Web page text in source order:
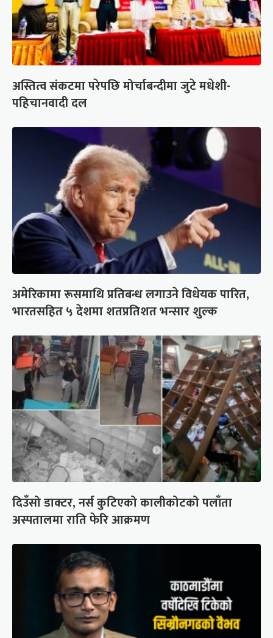
अस्तित्व संकटमा परेपछि मोर्चाबन्दीमा जुटे मधेशी-
पहिचानवादी दल
अमेरिकामा रूसमाथि प्रतिबन्ध लगाउने विधेयक पारित,
भारतसहित ५ देशमा शतप्रतिशत भन्सार शुल्क
दिउँसो डाक्टर, नर्स कुटिएको कालीकोटको पलाँता
अस्पतालमा राति फेरि आक्रमण